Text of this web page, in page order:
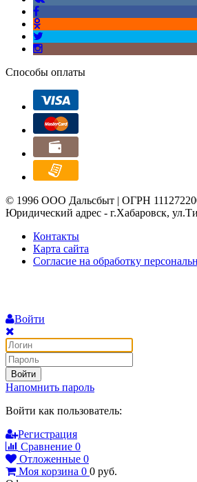
Способы оплаты
© 1996 ООО Дальсбыт | ОГРН
Юридический адрес - г.Хабаровск,
Контакты
Карта сайта
Согласие на обработку
Войти
Войти
Напомнить пароль
Войти как пользователь:
Регистрация
Сравнение 0
Отложенные 0
Моя корзина 0 0 руб.